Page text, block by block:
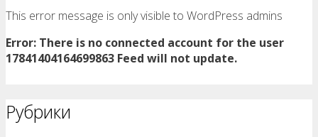
This error message is only visible to WordPress admins
Error: There is no connected account for the user
17841404164699863 Feed will not update.
Рубрики